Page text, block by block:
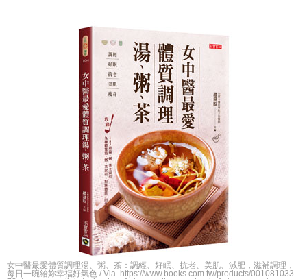
女中醫最愛體質調理湯、粥、茶：調經、好眠、抗老、美肌、減肥，滋補調理，
每日一碗給妳幸福好氣色 / Via https://www.books.com.tw/products/001081033